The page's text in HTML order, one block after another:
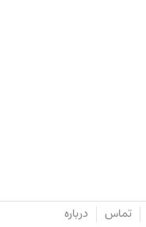
تماس درباره